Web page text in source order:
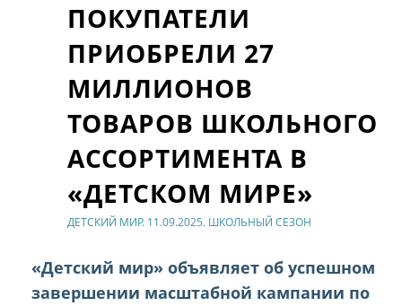
ПОКУПАТЕЛИ
ПРИОБРЕЛИ 27
МИЛЛИОНОВ
ТОВАРОВ ШКОЛЬНОГО
АССОРТИМЕНТА В
«ДЕТСКОМ МИРЕ»
ДЕТСКИЙ МИР. 11.09.2025. ШКОЛЬНЫЙ СЕЗОН
«Детский мир» объявляет об успешном
завершении масштабной кампании по